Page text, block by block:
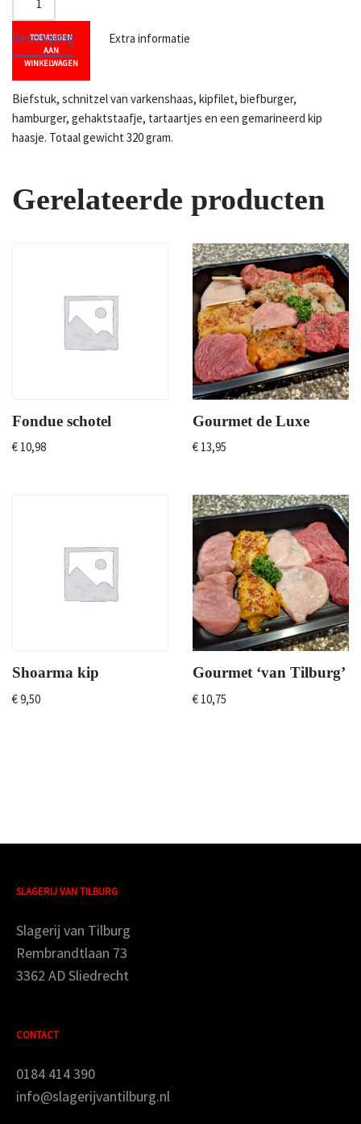
TOEVOEGEN
AAN
WINKELWAGEN
Beschrijving Extra informatie
Biefstuk, schnitzel van varkenshaas, kipfilet, biefburger,
hamburger, gehaktstaafje, tartaartjes en een gemarineerd kip
haasje. Totaal gewicht 320 gram.
Gerelateerde producten
Fondue schotel
€ 10,98
Gourmet de Luxe
€ 13,95
Shoarma kip
€9,50
Gourmet ‘van Tilburg’
€ 10,75
SLAGERIJ VAN TILBURG
Slagerij van Tilburg
Rembrandtlaan 73
3362 AD Sliedrecht
CONTACT
0184 414 390
info@slagerijvantilburg.nl